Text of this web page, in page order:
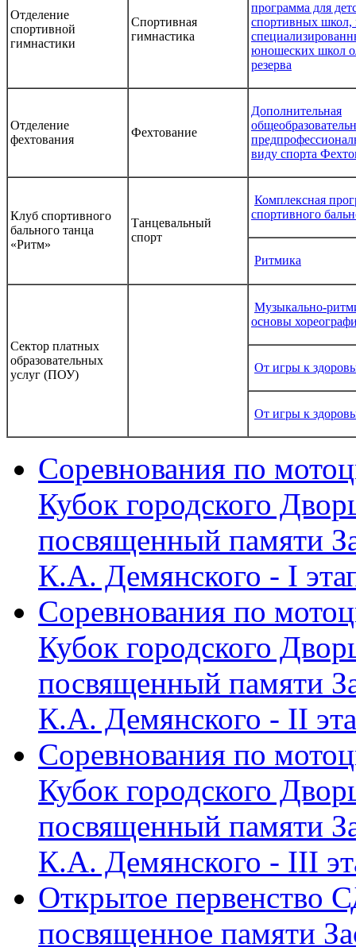
Отделение
спортивной
гимнастики
Спортивная
гимнастика
программа для
спортивных школ,
юношеских школ
резерва
Отделение
фехтования
Фехтование
Дополнительная
виду спорта
Клуб спортивного
бального танца
«Ритм»
Танцевальный
спорт
Комплексная
спортивного
Ритмика
Сектор платных
образовательных
услуг (ПОУ)
Музыкально-
основы
От игры к
От игры к
Соревнования по
Кубок городского
посвященный памяти
К.А. Демянского - I
Соревнования по
Кубок городского
посвященный памяти
К.А. Демянского - II
Соревнования по
Кубок городского
посвященный памяти
К.А. Демянского - III
Открытое
посвященное памяти